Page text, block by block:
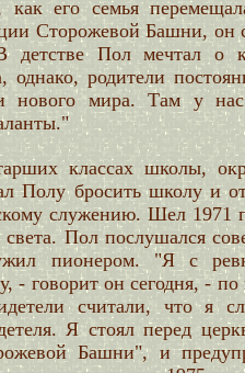
его семья
Сторожевой Башни, он
Пол мечтал о
однако, родители
нового мира. Там у нас
классах школы,
Полу бросить школу и
служению. Шел 1971
Пол послушался
пионером. "Я с
- говорит он сегодня, - по
считали, что я
Я стоял перед
Башни", и